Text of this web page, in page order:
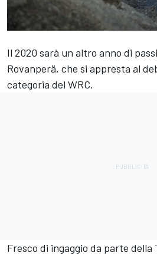
Il 2020 sarà un altro anno di
Rovanperä, che si appresta al
categoria del WRC.
Fresco di ingaggio da parte della